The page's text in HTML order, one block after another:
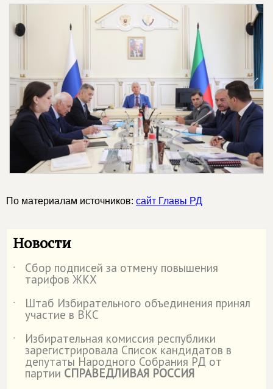
По материалам источников: сайт Главы РД
Новости
˙ Сбор подписей за отмену повышения
тарифов ЖКХ
˙
Штаб Избирательного объединения принял
участие в ВКС
˙
Избирательная комиссия республики
зарегистрировала Список кандидатов в
депутаты Народного Собрания РД от
партии СПРАВЕДЛИВАЯ РОССИЯ